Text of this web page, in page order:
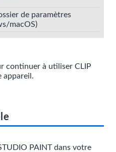
de paramètres
macOS)
continuer à utiliser CLIP
appareil.
PAINT dans votre